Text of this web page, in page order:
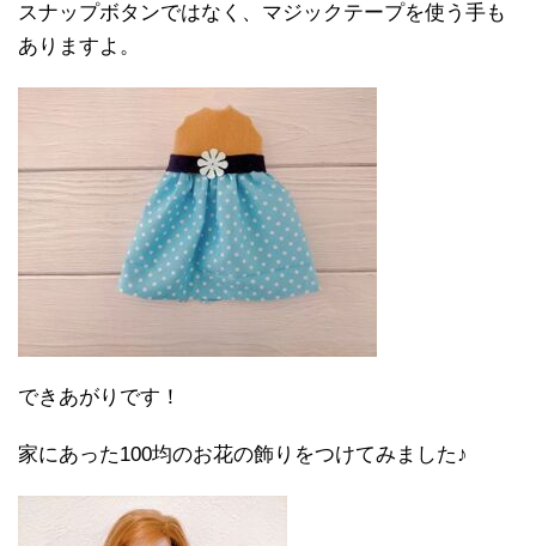
スナップボタンではなく、マジックテープを使う手も
ありますよ。
できあがりです！
家にあった100均のお花の飾りをつけてみました♪